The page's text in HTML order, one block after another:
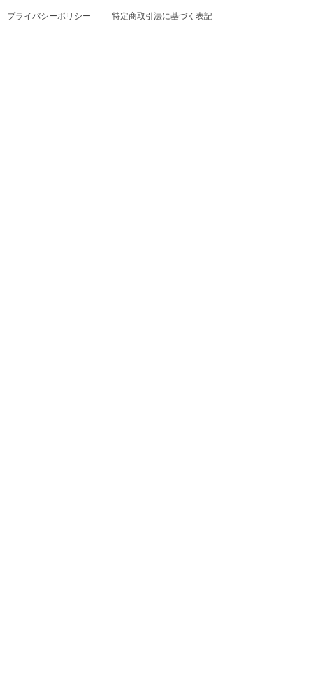
プライバシーポリシー 特定商取引法に基づく表記